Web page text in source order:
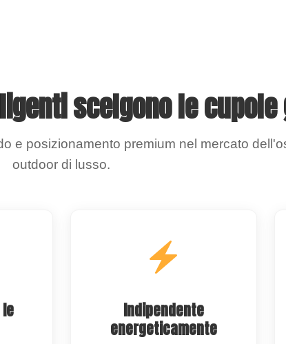
scelgono le cupole
e posizionamento premium nel mercato
outdoor di lusso.
Indipendente
energeticamente